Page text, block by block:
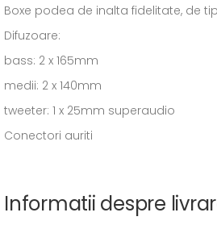
Boxe podea de inalta fidelitate, de
Difuzoare:
bass: 2 x 165mm
medii: 2 x 140mm
tweeter: 1 x 25mm superaudio
Conectori auriti
Informatii despre